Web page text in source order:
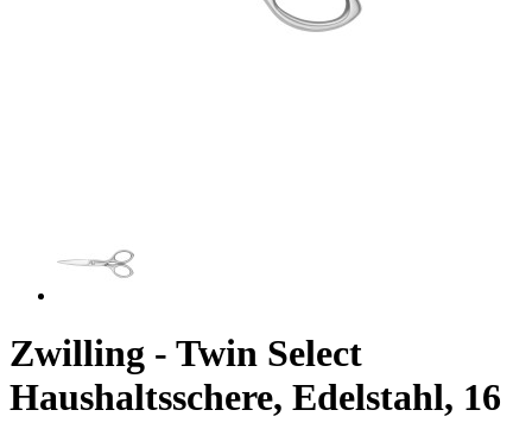
Zwilling - Twin Select
Haushaltsschere, Edelstahl, 16